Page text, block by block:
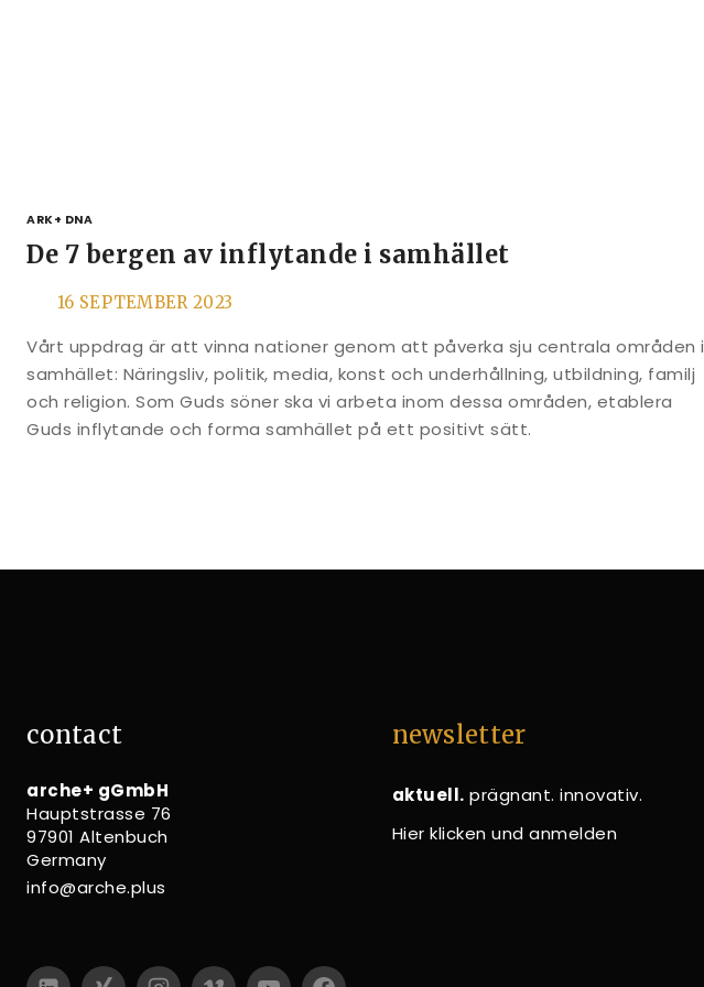
ARK+ DNA
De 7 bergen av inflytande i samhället
16 SEPTEMBER 2023
Vårt uppdrag är att vinna nationer genom att påverka sju centrala områden i
samhället: Näringsliv, politik, media, konst och underhållning, utbildning, familj
och religion. Som Guds söner ska vi arbeta inom dessa områden, etablera
Guds inflytande och forma samhället på ett positivt sätt.
contact
arche+ gGmbH
Hauptstrasse 76
97901 Altenbuch
Germany
info@arche.plus
newsletter
aktuell. prägnant. innovativ.
Hier klicken und anmelden